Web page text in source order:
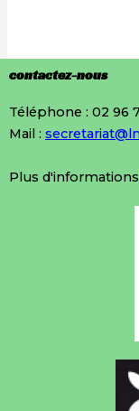
contactez-nous
Téléphone : 02 96
Mail :
Plus d'informations